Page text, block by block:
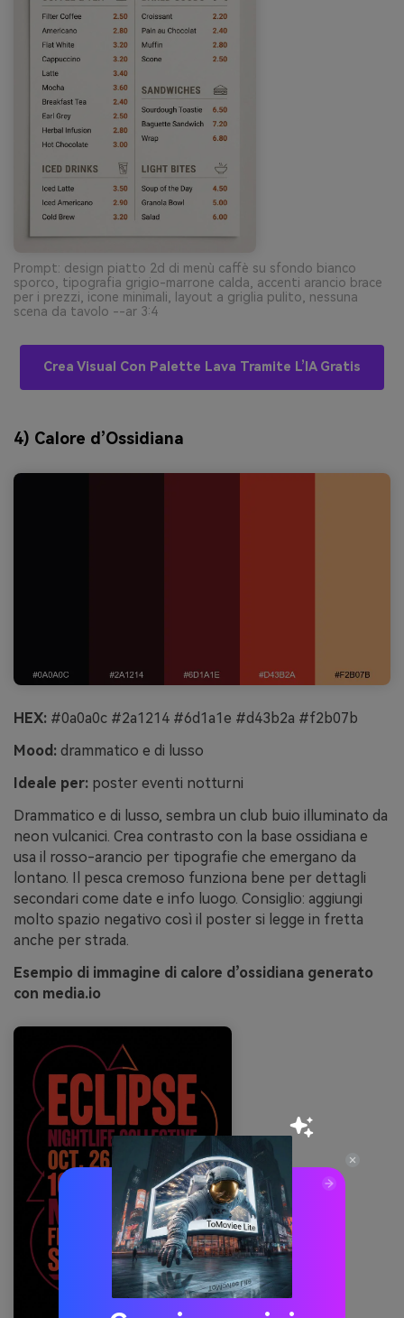
Prompt: design piatto 2d di menù caffè su sfondo bianco
sporco, tipografia grigio-marrone calda, accenti arancio brace
per i prezzi, icone minimali, layout a griglia pulito, nessuna
scena da tavolo --ar 3:4
Crea Visual Con Palette Lava Tramite L’IA Gratis
4) Calore d’Ossidiana
HEX: #0a0a0c #2a1214 #6d1a1e #d43b2a #f2b07b
Mood: drammatico e di lusso
Ideale per: poster eventi notturni
Drammatico e di lusso, sembra un club buio illuminato da
neon vulcanici. Crea contrasto con la base ossidiana e
usa il rosso-arancio per tipografie che emergano da
lontano. Il pesca cremoso funziona bene per dettagli
secondari come date e info luogo. Consiglio: aggiungi
molto spazio negativo così il poster si legge in fretta
anche per strada.
Esempio di immagine di calore d’ossidiana generato
con media.io